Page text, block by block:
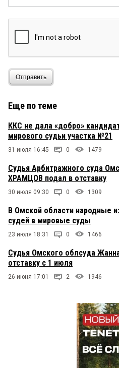
Отправить
Еще по теме
ККС не дала «добро»
мирового судьи участка №21
31 июля 16:45 0 1479
Судья Арбитражного суда
ХРАМЦОВ подал в отставку
30 июля 09:30 0 1309
В Омской области народные
судей в мировые суды
23 июля 18:31 0 1466
Судья Омского облсуда
отставку с 1 июля
26 июня 17:01 2 1946